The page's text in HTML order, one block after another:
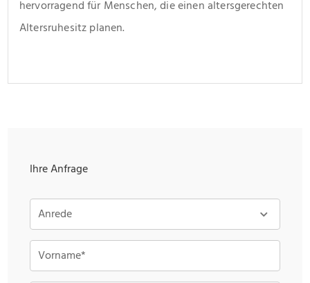
hervorragend für Menschen, die einen altersgerechten
Altersruhesitz planen.
Ihre Anfrage
Anrede
Vorname*